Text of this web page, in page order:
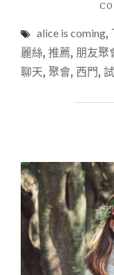
alice is coming,
麗絲, 推薦, 朋友聚
聊天, 聚會, 西門,